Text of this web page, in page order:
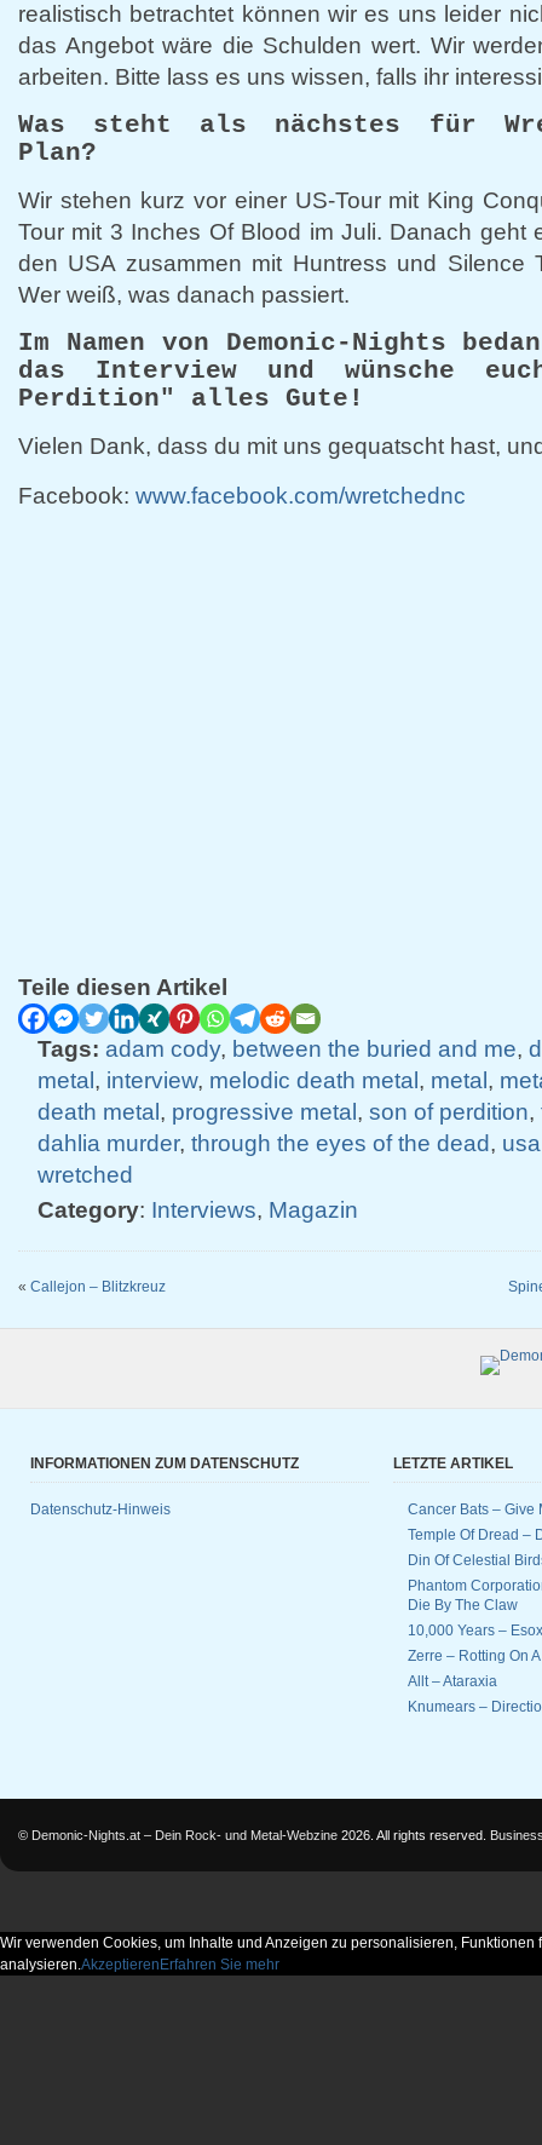
realistisch betrachtet können wir es uns leider
das Angebot wäre die Schulden wert. Wir
arbeiten. Bitte lass es uns wissen, falls ihr
Was steht als nächstes für
Plan?
Wir stehen kurz vor einer US-Tour mit King
Tour mit 3 Inches Of Blood im Juli. Danach geht
den USA zusammen mit Huntress und Silence
Wer weiß, was danach passiert.
Im Namen von Demonic-Nights
das Interview und wünsche
Perdition" alles Gute!
Vielen Dank, dass du mit uns gequatscht hast,
Facebook: www.facebook.com/wretchednc
Teile diesen Artikel
Tags: adam cody, between the buried and me,
metal , interview, melodic death metal , metal ,
death metal , progressive metal , son of perdition,
dahlia murder, through the eyes of the dead, usa
wretched
Category: Interviews, Magazin
« Callejon – Blitzkreuz
INFORMATIONEN ZUM DATENSCHUTZ
Datenschutz-Hinweis
LETZTE ARTIKEL
Cancer Bats – Give
Temple Of Dread –
Din Of Celestial
Phantom
Die By The Claw
10,000 Years –
Zerre – Rotting On
Allt – Ataraxia
Knumears –
© Demonic-Nights.at – Dein Rock- und Metal-Webzine 2026. All rights reserved.
Wir verwenden Cookies, um Inhalte und Anzeigen zu personalisieren,
analysieren.Akzeptieren Erfahren Sie mehr